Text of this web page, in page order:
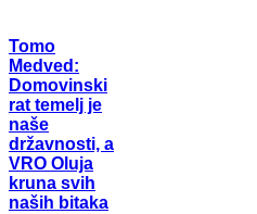
Tomo
Medved:
Domovinski
rat temelj je
naše
državnosti, a
VRO Oluja
kruna svih
naših bitaka